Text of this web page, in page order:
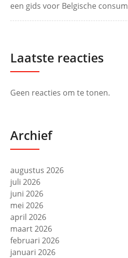
een gids voor Belgische
Laatste reacties
Geen reacties om te tonen.
Archief
augustus 2026
juli 2026
juni 2026
mei 2026
april 2026
maart 2026
februari 2026
januari 2026